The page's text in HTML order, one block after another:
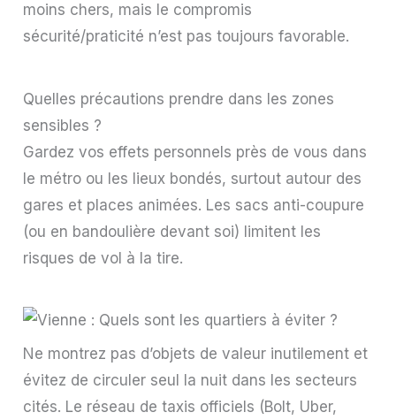
moins chers, mais le compromis
sécurité/praticité n’est pas toujours favorable.
Quelles précautions prendre dans les zones
sensibles ?
Gardez vos effets personnels près de vous dans
le métro ou les lieux bondés, surtout autour des
gares et places animées. Les sacs anti-coupure
(ou en bandoulière devant soi) limitent les
risques de vol à la tire.
Ne montrez pas d’objets de valeur inutilement et
évitez de circuler seul la nuit dans les secteurs
cités. Le réseau de taxis officiels (Bolt, Uber,